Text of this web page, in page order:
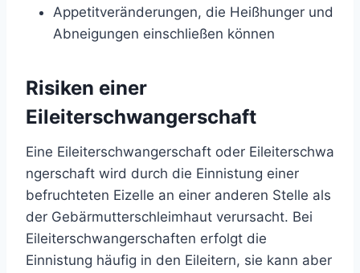
Appetitveränderungen, die Heißhunger und
Abneigungen einschließen können
Risiken einer
Eileiterschwangerschaft
Eine Eileiterschwangerschaft oder Eileiterschwa
ngerschaft wird durch die Einnistung einer
befruchteten Eizelle an einer anderen Stelle als
der Gebärmutterschleimhaut verursacht. Bei
Eileiterschwangerschaften erfolgt die
Einnistung häufig in den Eileitern, sie kann aber